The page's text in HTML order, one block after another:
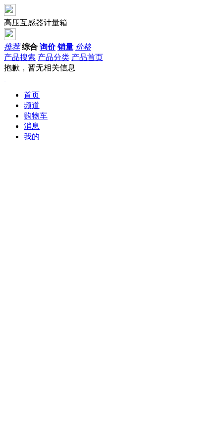
高压互感器计量箱
推荐 综合 询价 销量 价格
产品搜索 产品分类 产品首页
抱歉，暂无相关信息
首页
频道
购物车
消息
我的